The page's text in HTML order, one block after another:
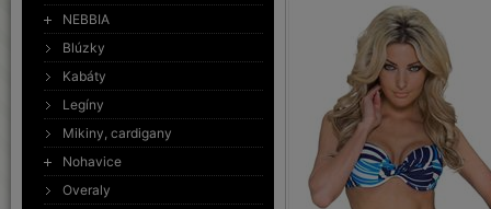
NEBBIA
Blúzky
Kabáty
Legíny
Mikiny, cardigany
Nohavice
Overaly